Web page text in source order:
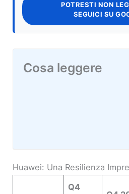
POTRESTI NON
SEGUICI SU
Cosa leggere
Huawei: Una Resilienza
Q4